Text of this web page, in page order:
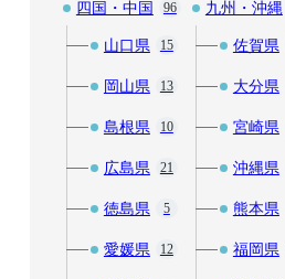
四国・中国 96
山口県 15
岡山県 13
島根県 10
広島県 21
徳島県 5
愛媛県 12
九州・沖縄
佐賀県
大分県
宮崎県
沖縄県
熊本県
福岡県